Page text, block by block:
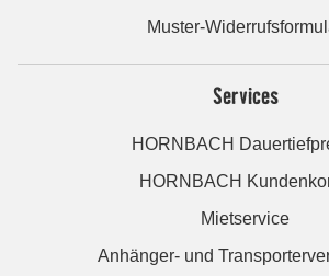
Muster-
Services
HORNBACH
HORNBACH
Mietservice
Anhänger- und